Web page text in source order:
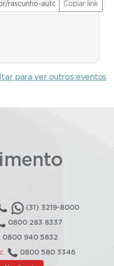
Copiar link
para ver outros eventos
(31) 3219-8000
0800 283 8337
0800 940 5832
0800 580 3346